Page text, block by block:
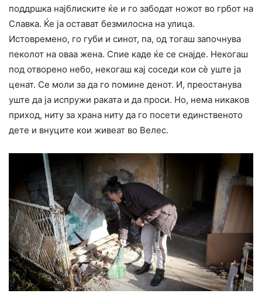
поддршка најблиските ќе и го забодат ножот во грбот на
Славка. Ќе ја остават безмилосна на улица.
Истовремено, го губи и синот, па, од тогаш започнува
пеколот на оваа жена. Спие каде ќе се снајде. Некогаш
под отворено небо, некогаш кај соседи кои сè уште ја
ценат. Се моли за да го помине денот. И, преостанува
уште да ја испружи раката и да проси. Но, нема никаков
приход, ниту за храна ниту да го посети единственото
дете и внуците кои живеат во Велес.